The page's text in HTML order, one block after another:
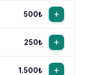
500₺
250₺
1.500₺